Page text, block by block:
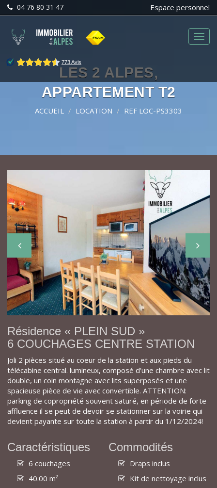
04 76 80 31 47 Espace personnel
Menu
LES 2 ALPES,
APPARTEMENT T2
ACCUEIL LOCATION REF LOC-PS3303
Résidence « PLEIN SUD »
6 COUCHAGES CENTRE STATION
Joli 2 pièces situé au coeur de la station et aux pieds du
télécabine central. lumineux, composé d'une chambre avec lit
double, un coin montagne avec lits superposés et une
spacieuse pièce de vie avec convertible. ATTENTION:
parking de copropriété souvent saturé, en période de forte
affluence il se peut de devoir se stationner sur la voirie qui
devient payante sur toute la station à partir du 1/12/2024!
Caractéristiques
6 couchages
40.00 m²
Commodités
Draps inclus
Kit de nettoyage inclus